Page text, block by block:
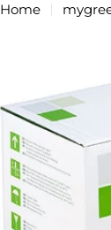
Home